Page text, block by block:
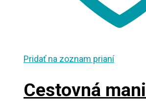
Pridať na zoznam prianí
Cestovná